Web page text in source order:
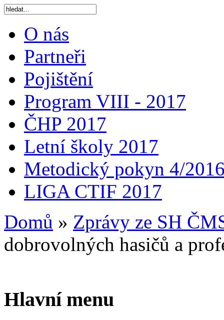
O nás
Partneři
Pojištění
Program VIII - 2017
ČHP 2017
Letní školy 2017
Metodický pokyn 4/
LIGA CTIF 2017
Domů » Zprávy ze SH
dobrovolných hasičů a
Hlavní menu